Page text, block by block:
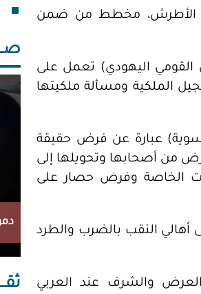
الأطرش، مخطط من ضمن
القومي اليهودي) تعمل على
الملكية ومسألة ملكيتها
عبارة عن فرض حقيقة
من أصحابها وتحويلها إلى
الخاصة وفرض حصار على
أهالي النقب بالضرب والطرد
والشرف عند العربي